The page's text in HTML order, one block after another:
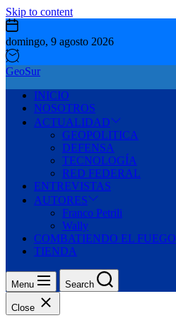
Skip to content
domingo, 9 agosto 2026
GeoSur
INICIO
NOSOTROS
ACTUALIDAD
GEOPOLITICA
DEFENSA
TECNOLOGÍA
RED FEDERAL
ENTREVISTAS
AUTORES
Franco Petrili
Wally
COMBATIENDO EL FUEGO
TIENDA
Menu Search
Close